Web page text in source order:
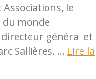
le
monde
général et
Sallières. ... Lire la